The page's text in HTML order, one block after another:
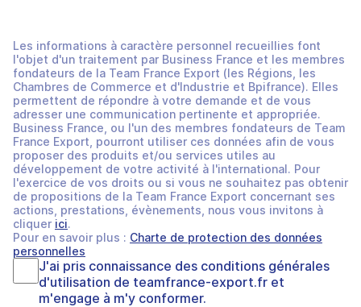
Les informations à caractère personnel recueillies font
l'objet d'un traitement par Business France et les membres
fondateurs de la Team France Export (les Régions, les
Chambres de Commerce et d'Industrie et Bpifrance). Elles
permettent de répondre à votre demande et de vous
adresser une communication pertinente et appropriée.
Business France, ou l'un des membres fondateurs de Team
France Export, pourront utiliser ces données afin de vous
proposer des produits et/ou services utiles au
développement de votre activité à l'international. Pour
l'exercice de vos droits ou si vous ne souhaitez pas obtenir
de propositions de la Team France Export concernant ses
actions, prestations, évènements, nous vous invitons à
cliquer ici.
Pour en savoir plus : Charte de protection des données
personnelles
J'ai pris connaissance des conditions générales
d'utilisation de teamfrance-export.fr et
m'engage à m'y conformer.